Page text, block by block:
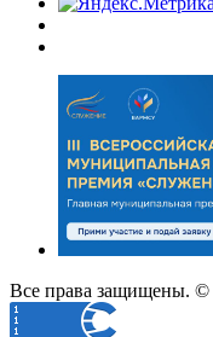
Все права защищены. ©